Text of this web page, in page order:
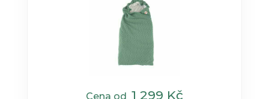
Cena od 1 299 Kč